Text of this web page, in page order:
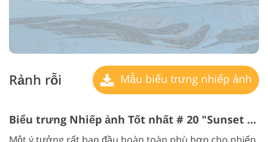
Rảnh rỗi Mẫu biểu trưng nhiếp ảnh
Biểu trưng Nhiếp ảnh Tốt nhất # 20 "Sunset in the lens"